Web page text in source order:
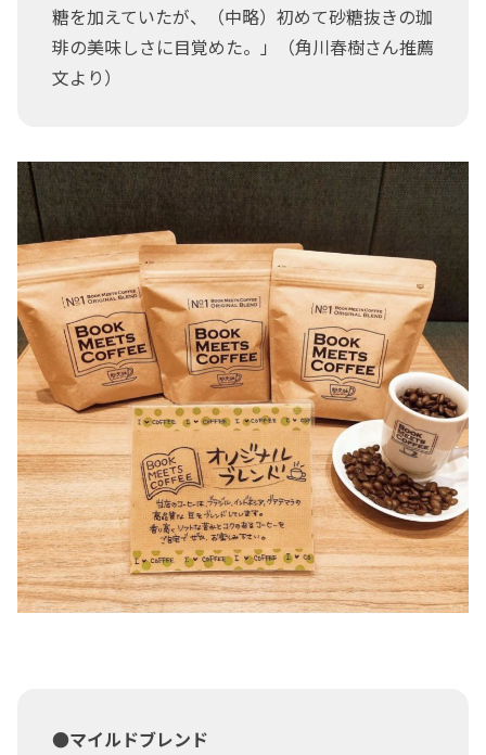
糖を加えていたが、（中略）初めて砂糖抜きの珈
琲の美味しさに目覚めた。」（角川春樹さん推薦
文より）
●マイルドブレンド